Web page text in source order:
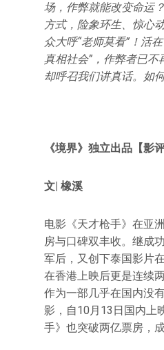
场，作弊就能改变命运
方式，险象环生、惊心
众大呼“老师莫看”！活
真相社会”，作弊者已不
却呼召我们讲真话。如
《境界》独立出品【影评
文| 橡溪
电影《天才枪手》在亚
房与口碑双丰收。继成
军后，又创下泰国影片
在香港上映后更是连续
作为一部几乎在国内没
影，自10月13日国内上
手》也突破两亿票房，